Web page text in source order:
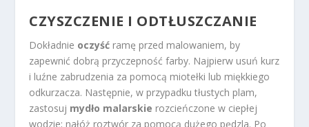
CZYSZCZENIE I ODTŁUSZCZANIE
Dokładnie oczyść ramę przed malowaniem, by
zapewnić dobrą przyczepność farby. Najpierw usuń kurz
i luźne zabrudzenia za pomocą miotełki lub miękkiego
odkurzacza. Następnie, w przypadku tłustych plam,
zastosuj mydło malarskie rozcieńczone w ciepłej
wodzie; nałóż roztwór za pomocą dużego pędzla. Po